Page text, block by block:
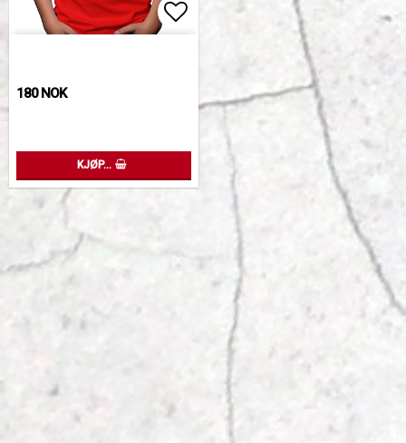
Add to list of favorites
180 NOK
KJØP…